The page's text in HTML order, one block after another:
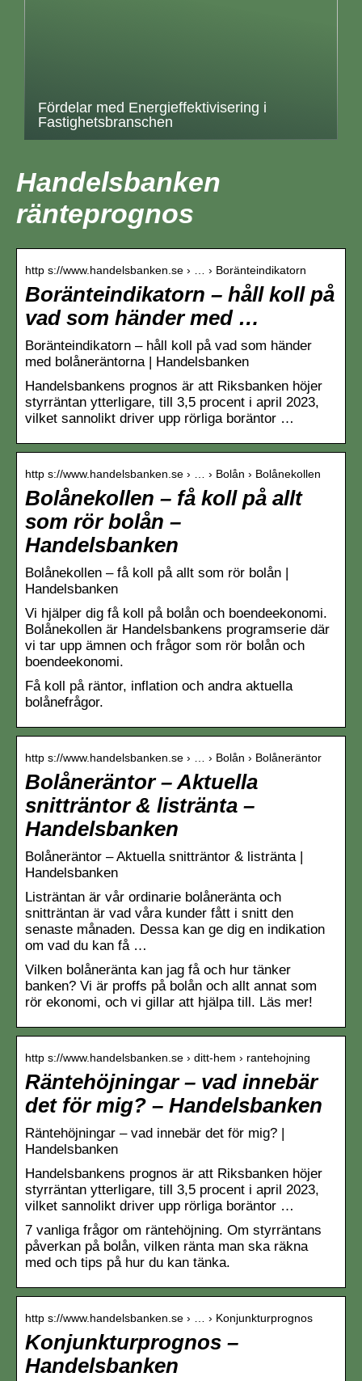
Fördelar med Energieffektivisering i
Fastighetsbranschen
Handelsbanken
ränteprognos
http s://www.handelsbanken.se › … › Boränteindikatorn
Boränteindikatorn – håll koll på
vad som händer med …
Boränteindikatorn – håll koll på vad som händer
med bolåneräntorna | Handelsbanken
Handelsbankens prognos är att Riksbanken höjer
styrräntan ytterligare, till 3,5 procent i april 2023,
vilket sannolikt driver upp rörliga boräntor …
http s://www.handelsbanken.se › … › Bolån › Bolånekollen
Bolånekollen – få koll på allt
som rör bolån –
Handelsbanken
Bolånekollen – få koll på allt som rör bolån |
Handelsbanken
Vi hjälper dig få koll på bolån och boendeekonomi.
Bolånekollen är Handelsbankens programserie där
vi tar upp ämnen och frågor som rör bolån och
boendeekonomi.
Få koll på räntor, inflation och andra aktuella
bolånefrågor.
http s://www.handelsbanken.se › … › Bolån › Bolåneräntor
Bolåneräntor – Aktuella
snitträntor & listränta –
Handelsbanken
Bolåneräntor – Aktuella snitträntor & listränta |
Handelsbanken
Listräntan är vår ordinarie bolåneränta och
snitträntan är vad våra kunder fått i snitt den
senaste månaden. Dessa kan ge dig en indikation
om vad du kan få …
Vilken bolåneränta kan jag få och hur tänker
banken? Vi är proffs på bolån och allt annat som
rör ekonomi, och vi gillar att hjälpa till. Läs mer!
http s://www.handelsbanken.se › ditt-hem › rantehojning
Räntehöjningar – vad innebär
det för mig? – Handelsbanken
Räntehöjningar – vad innebär det för mig? |
Handelsbanken
Handelsbankens prognos är att Riksbanken höjer
styrräntan ytterligare, till 3,5 procent i april 2023,
vilket sannolikt driver upp rörliga boräntor …
7 vanliga frågor om räntehöjning. Om styrräntans
påverkan på bolån, vilken ränta man ska räkna
med och tips på hur du kan tänka.
http s://www.handelsbanken.se › … › Konjunkturprognos
Konjunkturprognos –
Handelsbanken